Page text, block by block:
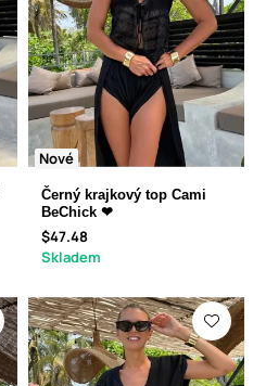
Nové
Černý krajkový top Cami
BeChick ❤
$47.48
Skladem